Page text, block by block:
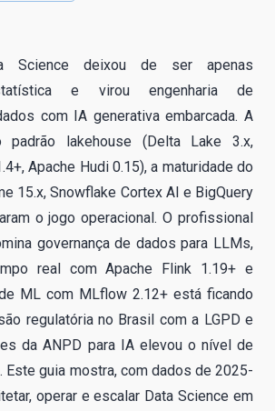
Science deixou de ser apenas
e virou engenharia de
com IA generativa embarcada. A
padrão lakehouse (Delta Lake 3.x,
Apache Hudi 0.15), a maturidade do
15.x, Snowflake Cortex AI e BigQuery
o jogo operacional. O profissional
governança de dados para LLMs,
real com Apache Flink 1.19+ e
ML com MLflow 2.12+ está ficando
regulatória no Brasil com a LGPD e
da ANPD para IA elevou o nível de
Este guia mostra, com dados de 2025-
operar e escalar Data Science em